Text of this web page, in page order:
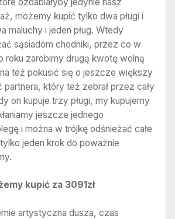
możemy kupić tylko dwa pługi i
maluchy i jeden pług. Wtedy
sąsiadom chodniki, przez co w
roku zarobimy drugą kwotę wolną
też pokusić się o jeszcze większy
partnera, który też zebrał przez cały
on kupuje trzy pługi, my kupujemy
jeszcze jednego
i można w trójkę odśnieżać całe
jeden krok do poważnie
kupić za 3091zł
artystyczna dusza, czas